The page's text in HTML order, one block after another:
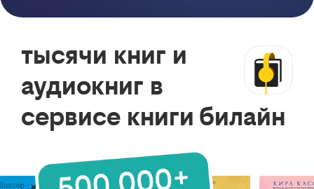
тысячи книг и
аудиокниг в
сервисе книги билайн